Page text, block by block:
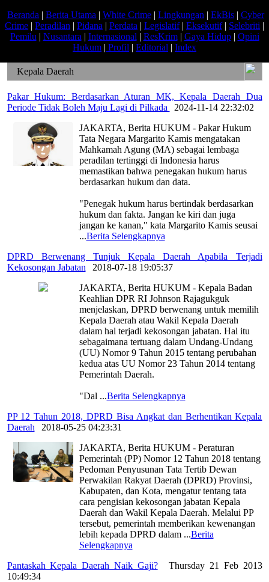
Beranda | Berita Utama | White Crime | Lingkungan | EkBis | Cyber
Crime | Peradilan | Pidana | Perdata | Legislatif| Eksekutif| Selebriti |
Pemilu | Nusantara | Internasional | ResKrim| Gaya Hidup| Opini
Hukum | Profil | Editorial | Index
Kepala Daerah
Pakar Hukum: Berdasarkan Aturan MK, Kepala Daerah Dua
Periode Tidak Boleh Maju Lagi di Pilkada
2024-11-14 22:32:02
JAKARTA, Berita HUKUM - Pakar Hukum
Tata Negara Margarito Kamis mengatakan
Mahkamah Agung (MA) sebagai lembaga
peradilan tertinggi di Indonesia harus
memastikan bahwa penegakan hukum harus
berdasarkan hukum dan data.
"Penegak hukum harus bertindak berdasarkan
hukum dan fakta. Jangan ke kiri dan juga
jangan ke kanan," kata Margarito Kamis seusai
...Berita Selengkapnya
DPRD Berwenang Tunjuk Kepala Daerah Apabila Terjadi
Kekosongan Jabatan
2018-07-18 19:05:37
JAKARTA, Berita HUKUM - Kepala Badan
Keahlian DPR RI Johnson Rajagukguk
menjelaskan, DPRD berwenang untuk memilih
Kepala Daerah atau Wakil Kepala Daerah
dalam hal terjadi kekosongan jabatan. Hal itu
sebagaimana tertuang dalam Undang-Undang
(UU) Nomor 9 Tahun 2015 tentang perubahan
kedua atas UU Nomor 23 Tahun 2014 tentang
Pemerintah Daerah.
"Dal ...Berita Selengkapnya
PP 12 Tahun 2018, DPRD Bisa Angkat dan Berhentikan Kepala
Daerah
2018-05-25 04:23:31
JAKARTA, Berita HUKUM - Peraturan
Pemerintah (PP) Nomor 12 Tahun 2018 tentang
Pedoman Penyusunan Tata Tertib Dewan
Perwakilan Rakyat Daerah (DPRD) Provinsi,
Kabupaten, dan Kota, mengatur tentang tata
cara pengisian kekosongan jabatan Kepala
Daerah dan Wakil Kepala Daerah. Melalui PP
tersebut, pemerintah memberikan kewenangan
lebih kepada DPRD dalam ...Berita
Selengkapnya
Pantaskah Kepala Daerah Naik Gaji?|Thursday 21 Feb 2013
10:49:34